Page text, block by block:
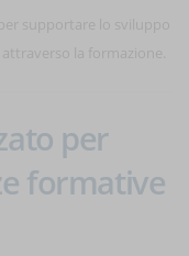
per
formative